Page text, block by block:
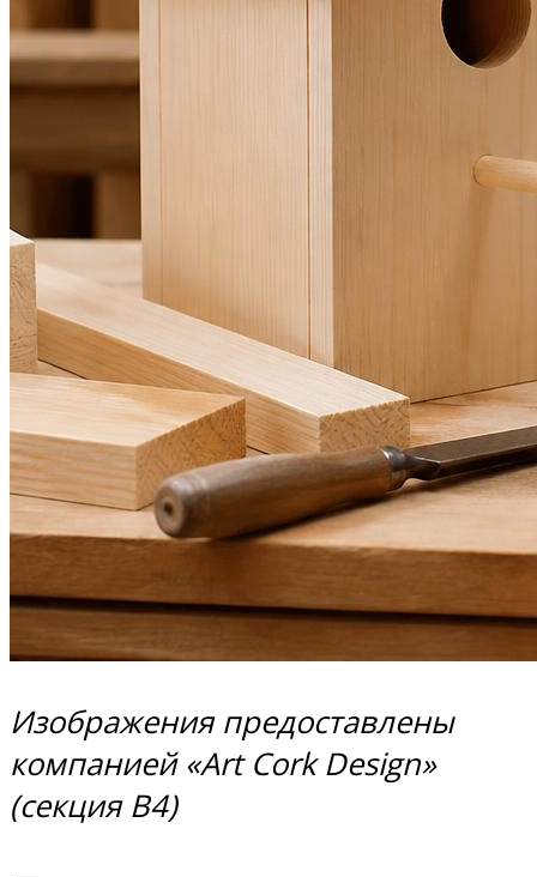
Изображения предоставлены
компанией «Art Cork Design»
(секция В4)